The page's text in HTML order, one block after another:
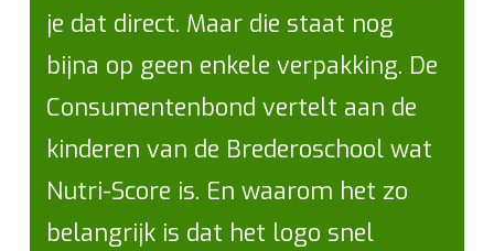
je dat direct. Maar die staat nog
bijna op geen enkele verpakking. De
Consumentenbond vertelt aan de
kinderen van de Brederoschool wat
Nutri-Score is. En waarom het zo
belangrijk is dat het logo snel